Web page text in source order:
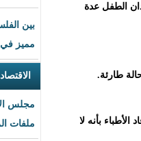
بين
مميز في
الاقتصاد
مجلس
ملفات
الطفل عدة
طارئة.
وبعد انتظار دام عدة ساعات حتى الساعة 8:00 مساءً، أفاد الأطباء بأنه لا